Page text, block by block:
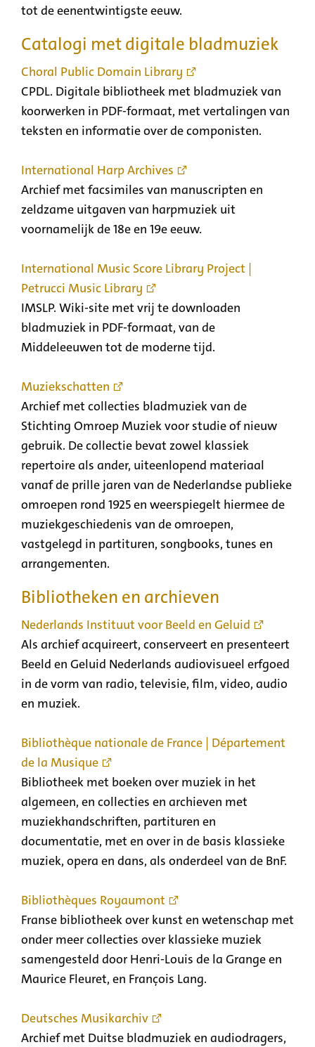
tot de eenentwintigste eeuw.
Catalogi met digitale bladmuziek
Choral Public Domain Library
CPDL. Digitale bibliotheek met bladmuziek van
koorwerken in PDF-formaat, met vertalingen van
teksten en informatie over de componisten.
International Harp Archives
Archief met facsimiles van manuscripten en
zeldzame uitgaven van harpmuziek uit
voornamelijk de 18e en 19e eeuw.
International Music Score Library Project |
Petrucci Music Library
IMSLP. Wiki-site met vrij te downloaden
bladmuziek in PDF-formaat, van de
Middeleeuwen tot de moderne tijd.
Muziekschatten
Archief met collecties bladmuziek van de
Stichting Omroep Muziek voor studie of nieuw
gebruik. De collectie bevat zowel klassiek
repertoire als ander, uiteenlopend materiaal
vanaf de prille jaren van de Nederlandse publieke
omroepen rond 1925 en weerspiegelt hiermee de
muziekgeschiedenis van de omroepen,
vastgelegd in partituren, songbooks, tunes en
arrangementen.
Bibliotheken en archieven
Nederlands Instituut voor Beeld en Geluid
Als archief acquireert, conserveert en presenteert
Beeld en Geluid Nederlands audiovisueel erfgoed
in de vorm van radio, televisie, film, video, audio
en muziek.
Bibliothèque nationale de France | Département
de la Musique
Bibliotheek met boeken over muziek in het
algemeen, en collecties en archieven met
muziekhandschriften, partituren en
documentatie, met en over in de basis klassieke
muziek, opera en dans, als onderdeel van de BnF.
Bibliothèques Royaumont
Franse bibliotheek over kunst en wetenschap met
onder meer collecties over klassieke muziek
samengesteld door Henri-Louis de la Grange en
Maurice Fleuret, en François Lang.
Deutsches Musikarchiv
Archief met Duitse bladmuziek en audiodragers,